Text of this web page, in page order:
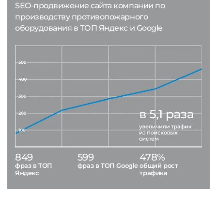
SEO-продвижение сайта компании по
производству противопожарного
оборудования в ТОП Яндекс и Google
849
фраз в ТОП
Яндекс
599
фраз в ТОП Google
478%
общий рост
трафика